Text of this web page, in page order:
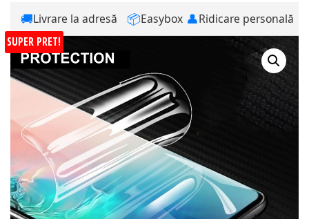
🚚Livrare la adresă 📦Easybox 👤Ridicare personală
SUPER PRET!